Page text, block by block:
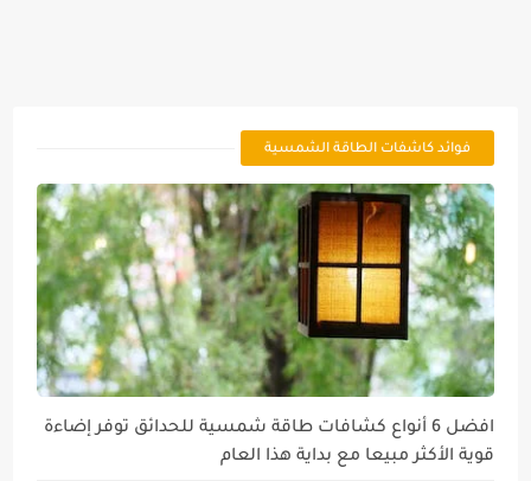
فوائد كاشفات الطاقة الشمسية
افضل 6 أنواع كشافات طاقة شمسية للحدائق توفر إضاءة
قوية الأكثر مبيعا مع بداية هذا العام